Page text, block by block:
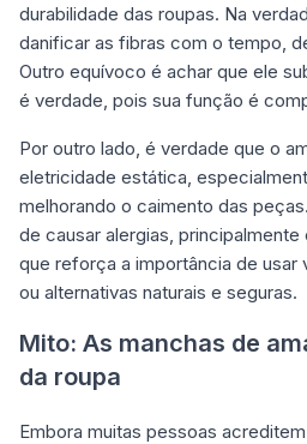
durabilidade das roupas. Na
danificar as fibras com o tempo,
Outro equívoco é achar que ele
é verdade, pois sua função é
Por outro lado, é verdade que o
eletricidade estática,
melhorando o caimento das
de causar alergias,
que reforça a importância de usar
ou alternativas naturais e seguras.
Mito: As manchas de
da roupa
Embora muitas pessoas